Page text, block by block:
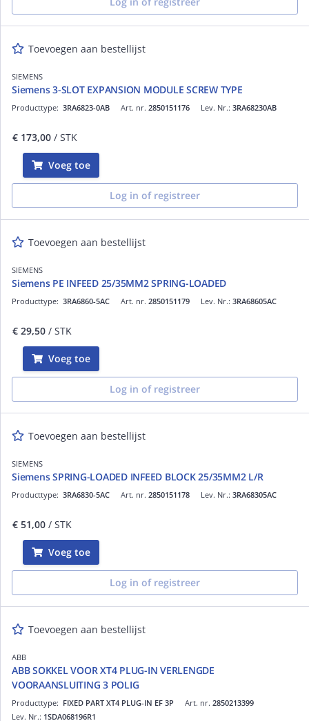
Toevoegen aan bestellijst
SIEMENS
Siemens 3-SLOT EXPANSION MODULE SCREW TYPE
Art. nr. 2850151176
Producttype: 3RA6823-0AB Lev. Nr.: 3RA68230AB
€ 173,00 / STK
Voeg toe
Log in of registreer
Toevoegen aan bestellijst
SIEMENS
Siemens PE INFEED 25/35MM2 SPRING-LOADED
Art. nr. 2850151179
Producttype: 3RA6860-5AC Lev. Nr.: 3RA68605AC
€ 29,50 / STK
Voeg toe
Log in of registreer
Toevoegen aan bestellijst
SIEMENS
Siemens SPRING-LOADED INFEED BLOCK 25/35MM2 L/R
Art. nr. 2850151178
Producttype: 3RA6830-5AC Lev. Nr.: 3RA68305AC
€ 51,00 / STK
Voeg toe
Log in of registreer
Toevoegen aan bestellijst
ABB
ABB SOKKEL VOOR XT4 PLUG-IN VERLENGDE
VOORAANSLUITING 3 POLIG
Art. nr. 2850213399
Producttype: FIXED PART XT4 PLUG-IN EF 3P
Lev. Nr.: 1SDA068196R1